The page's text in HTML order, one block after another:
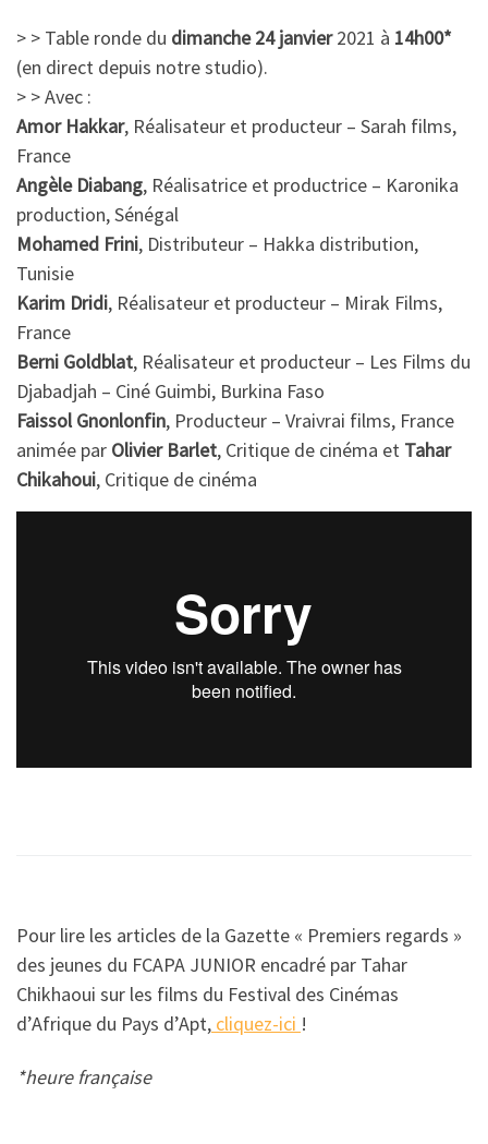
> > Table ronde du dimanche 24 janvier2021 à 14h00*
(en direct depuis notre studio).
> > Avec :
Amor Hakkar, Réalisateur et producteur – Sarah films,
France
Angèle Diabang, Réalisatrice et productrice – Karonika
production, Sénégal
Mohamed Frini, Distributeur – Hakka distribution,
Tunisie
Karim Dridi, Réalisateur et producteur – Mirak Films,
France
Berni Goldblat, Réalisateur et producteur – Les Films du
Djabadjah – Ciné Guimbi, Burkina Faso
Faissol Gnonlonfin, Producteur – Vraivrai films, France
animée par Olivier Barlet, Critique de cinéma et Tahar
Chikahoui, Critique de cinéma
Pour lire les articles de la Gazette « Premiers regards »
des jeunes du FCAPA JUNIOR encadré par Tahar
Chikhaoui sur les films du Festival des Cinémas
d’Afrique du Pays d’Apt, cliquez-ici !
*heure française